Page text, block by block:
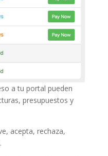
a tu portal pueden
presupuestos y
acepta, rechaza,